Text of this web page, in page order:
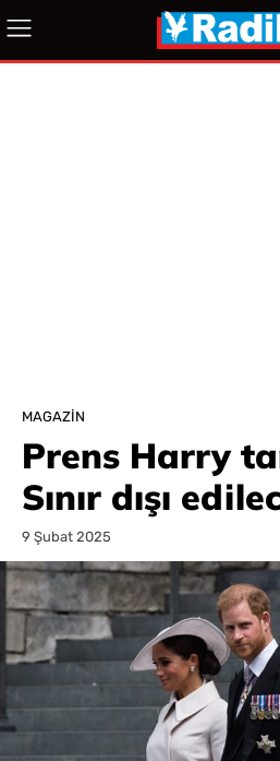
MAGAZIN
Prens Harry
Sınır dışı
9 Şubat 2025